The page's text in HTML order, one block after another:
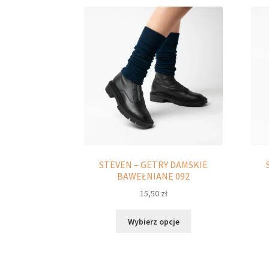
STEVEN – GETRY DAMSKIE
BAWEŁNIANE 092
15,50 zł
Wybierz opcje